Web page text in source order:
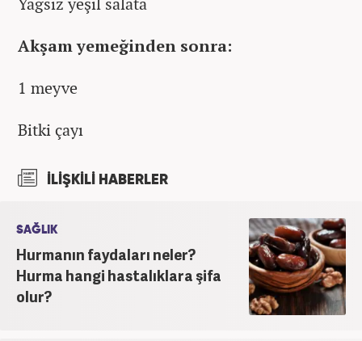
Akşam yemeğinden sonra:
1 meyve
Bitki çayı
İLİŞKİLİ HABERLER
SAĞLIK
Hurmanın faydaları neler?
Hurma hangi hastalıklara şifa
olur?